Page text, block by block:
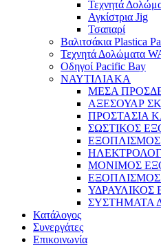
Τεχνητά
Αγκίστρια Jig
Τσαπαρί
Βαλιτσάκια Plastica
Τεχνητά Δολώματα
Οδηγοί Pacific Bay
ΝΑΥΤΙΛΙΑΚΑ
ΜΕΣΑ
ΑΞΕΣΟΥΑΡ
ΠΡΟΣΤΑΣΙΑ
ΣΩΣΤΙΚΟΣ
ΜΟΝΙΜΟΣ
ΕΞΟΠΛΙΣΜΟΣ
ΥΔΡΑΥΛΙΚΟΣ
ΣΥΣΤΗΜΑΤΑ
Κατάλογος
Συνεργάτες
Επικοινωνία